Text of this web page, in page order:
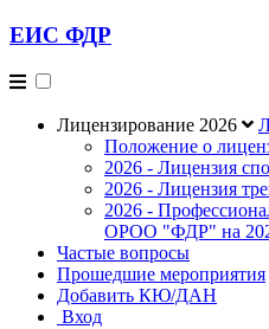
ЕИС ФДР
Лицензирование 2026
Положение о
2026 - Лицензия
2026 - Лицензия
2026 -
ОРОО "ФДР" на
Частые вопросы
Прошедшие мероприятия
Добавить КЮ/ДАН
Вход